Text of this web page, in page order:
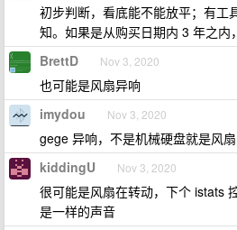
初步判断，看底能不能放平；有工
知。如果是从购买日期内 3 年之内
BrettD Nov 3, 2020
也可能是风扇异响
imydou Nov 3, 2020
gege 异响，不是机械硬盘就是风扇
kiddingU Nov 3, 2020
很可能是风扇在转动，下个 istats
是一样的声音